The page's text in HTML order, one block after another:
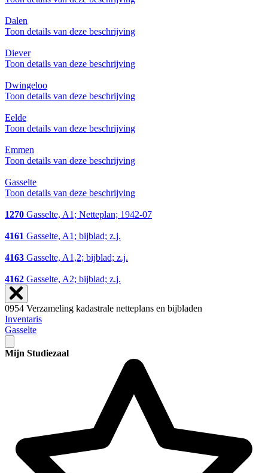
Dalen
Toon details van deze beschrijving
Diever
Toon details van deze beschrijving
Dwingeloo
Toon details van deze beschrijving
Eelde
Toon details van deze beschrijving
Emmen
Toon details van deze beschrijving
Gasselte
Toon details van deze beschrijving
1270 Gasselte, A1; Netteplan; 1942-07
4161 Gasselte, A1; bijblad; z.j.
4163 Gasselte, A1,2; bijblad; z.j.
4162 Gasselte, A2; bijblad; z.j.
0954 Verzameling kadastrale netteplans en bijbladen
Inventaris
Gasselte
Mijn Studiezaal